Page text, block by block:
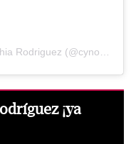
Una publicación compartida por Cynthia Rodriguez (@cynoficial)
¡ya